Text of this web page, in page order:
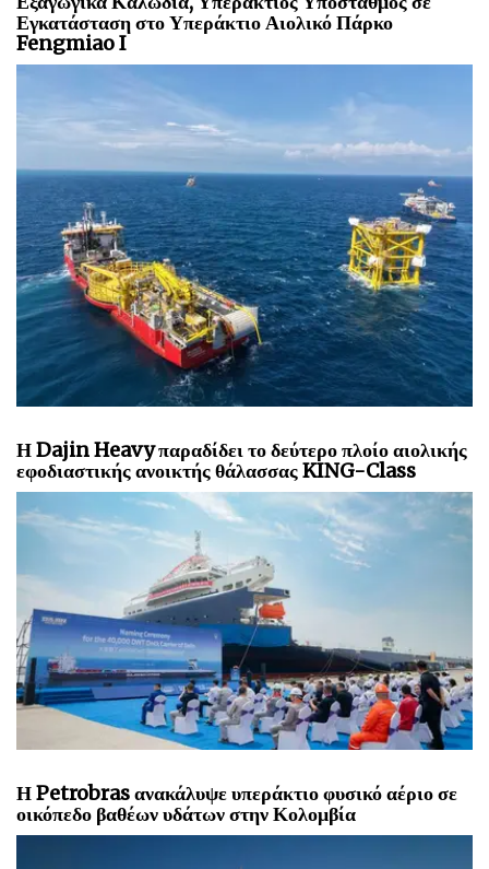
Εγκατάσταση στο Υπεράκτιο Αιολικό Πάρκο
Fengmiao I
Η Dajin Heavy παραδίδει το δεύτερο πλοίο αιολικής
εφοδιαστικής ανοικτής θάλασσας KING-Class
Η Petrobras ανακάλυψε υπεράκτιο φυσικό αέριο σε
οικόπεδο βαθέων υδάτων στην Κολομβία